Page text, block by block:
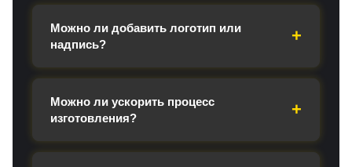
Можно ли добавить логотип или
надпись?
Можно ли ускорить процесс
изготовления?